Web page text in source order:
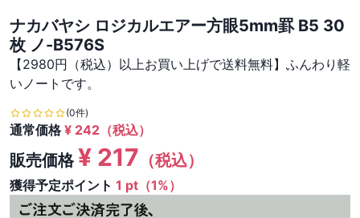
ナカバヤシ ロジカルエアー方眼5mm罫 B5 30
枚 ノ-B576S
【2980円（税込）以上お買い上げで送料無料】ふんわり軽
いノートです。
(0件)
通常価格¥ 242 （税込）
販売価格¥ 217 （税込）
獲得予定ポイント 1 pt（1%）